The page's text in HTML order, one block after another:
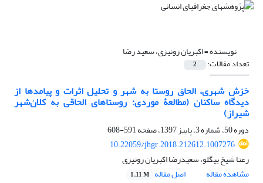
نویسنده =اکبریان رونیزی، سعید رضا
تعداد مقالات: 2
خزش شهری، الحاق روستا به شهر و تحلیل اثرات و پیامدها از
دیدگاه ساکنان (مطالعۀ موردی: روستاهای الحاقی به کلان‌شهر
شیراز)
دوره 50، شماره 3، پاییز 1397، صفحه
591-608
10.22059/jhgr.2018.212612.1007276
رعنا شیخ بیگلو، سعیدرضا اکبریان رونیزی
مشاهده مقاله
اصل مقاله 1.11 M